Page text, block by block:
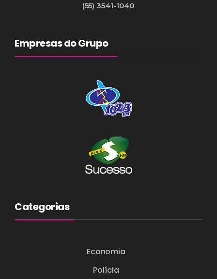
(55) 3541-1040
Empresas do Grupo
Categorias
Economia
Polícia